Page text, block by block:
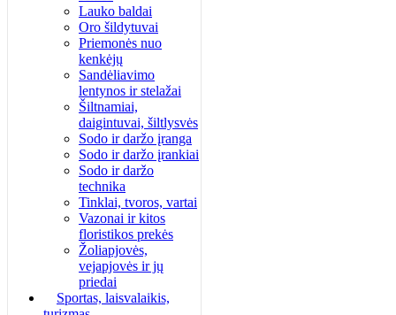
Lauko baldai
Oro šildytuvai
Priemonės nuo
kenkėjų
Sandėliavimo
lentynos ir stelažai
Šiltnamiai,
daigintuvai, šiltlysvės
Sodo ir daržo įranga
Sodo ir daržo įrankiai
Sodo ir daržo
technika
Tinklai, tvoros, vartai
Vazonai ir kitos
floristikos prekės
Žoliapjovės,
vejapjovės ir jų
priedai
Sportas, laisvalaikis,